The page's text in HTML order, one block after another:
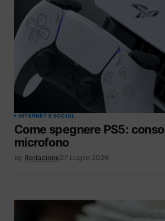
INTERNET E SOCIAL
Come spegnere PS5:
microfono
by Redazione27 Luglio 2026